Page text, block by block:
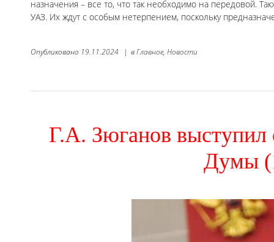
назначения – все то, что так необходимо на передовой.
УАЗ. Их ждут с особым нетерпением, поскольку
Опубликовано 19.11.2024 | вГлавное, Новости
Г.А. Зюганов выступил
Думы